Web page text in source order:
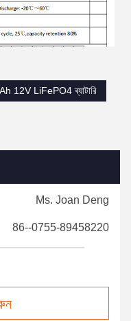
12V LiFePO4 ব্যাটারি
Ms. Joan Deng
86--0755-89458220